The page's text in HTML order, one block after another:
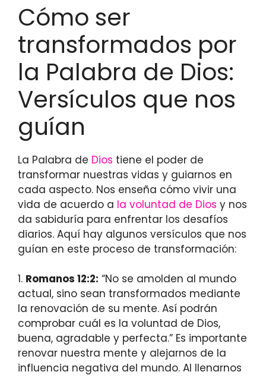
Cómo ser
transformados por
la Palabra de Dios:
Versículos que nos
guían
La Palabra de Dios tiene el poder de
transformar nuestras vidas y guiarnos en
cada aspecto. Nos enseña cómo vivir una
vida de acuerdo a la voluntad de Dios y nos
da sabiduría para enfrentar los desafíos
diarios. Aquí hay algunos versículos que nos
guían en este proceso de transformación:
1. Romanos 12:2: “No se amolden al mundo
actual, sino sean transformados mediante
la renovación de su mente. Así podrán
comprobar cuál es la voluntad de Dios,
buena, agradable y perfecta.” Es importante
renovar nuestra mente y alejarnos de la
influencia negativa del mundo. Al llenarnos